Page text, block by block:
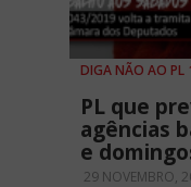
DIGA NÃO AO PL
PL que
agências
e
29 NOVEMBRO,